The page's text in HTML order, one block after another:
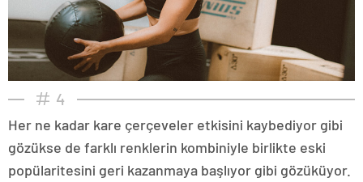
4
Her ne kadar kare çerçeveler etkisini kaybediyor gibi
gözükse de farklı renklerin kombiniyle birlikte eski
popülaritesini geri kazanmaya başlıyor gibi gözüküyor.